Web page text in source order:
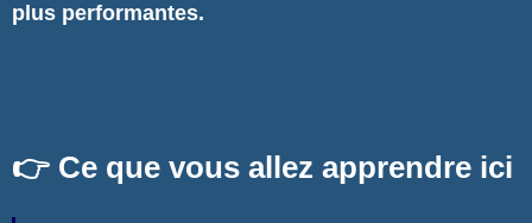
plus performantes.
👉 Ce que vous allez apprendre ici